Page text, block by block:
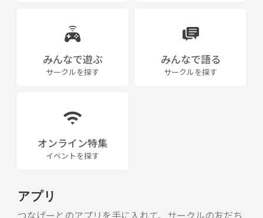
みんなで遊ぶ
サークルを探す
みんなで語る
サークルを探す
オンライン特集
イベントを探す
アプリ
つなげーとのアプリを手に入れて、サークルの友だち